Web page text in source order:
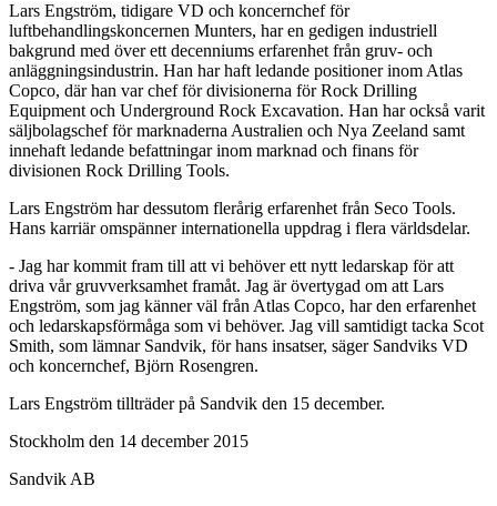
Lars Engström, tidigare VD och koncernchef för
luftbehandlingskoncernen Munters, har en gedigen industriell
bakgrund med över ett decenniums erfarenhet från gruv- och
anläggningsindustrin. Han har haft ledande positioner inom Atlas
Copco, där han var chef för divisionerna för Rock Drilling
Equipment och Underground Rock Excavation. Han har också varit
säljbolagschef för marknaderna Australien och Nya Zeeland samt
innehaft ledande befattningar inom marknad och finans för
divisionen Rock Drilling Tools.
Lars Engström har dessutom flerårig erfarenhet från Seco Tools.
Hans karriär omspänner internationella uppdrag i flera världsdelar.
- Jag har kommit fram till att vi behöver ett nytt ledarskap för att
driva vår gruvverksamhet framåt. Jag är övertygad om att Lars
Engström, som jag känner väl från Atlas Copco, har den erfarenhet
och ledarskapsförmåga som vi behöver. Jag vill samtidigt tacka Scot
Smith, som lämnar Sandvik, för hans insatser, säger Sandviks VD
och koncernchef, Björn Rosengren.
Lars Engström tillträder på Sandvik den 15 december.
Stockholm den 14 december 2015
Sandvik AB